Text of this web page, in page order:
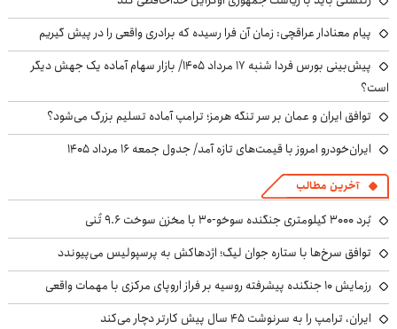
پیام معنادار عراقچی: زمان آن فرا رسیده که برادری واقعی را در پیش گیریم
پیش‌بینی بورس فردا شنبه ۱۷ مرداد ۱۴۰۵/ بازار سهام آماده یک جهش دیگر
است؟
توافق ایران و عمان بر سر تنگه هرمز؛ ترامپ آماده تسلیم بزرگ می‌شود؟
ایران‌خودرو امروز با قیمت‌های تازه آمد/ جدول جمعه ۱۶ مرداد ۱۴۰۵
آخرین مطالب
بُرد ۳۰۰۰ کیلومتری جنگنده سوخو-۳۰ با مخزن سوخت ۹.۶ تُنی
توافق سرخ‌ها با ستاره جوان لیگ؛ اژدهاکش به پرسپولیس می‌پیوندد
رزمایش ۱۰ جنگنده پیشرفته روسیه بر فراز اروپای مرکزی با مهمات واقعی
ایران، ترامپ را به سرنوشت ۴۵ سال پیش کارتر دچار می‌کند